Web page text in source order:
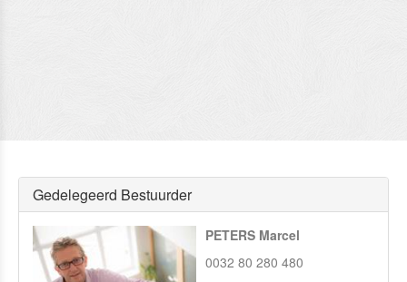
Gedelegeerd Bestuurder
PETERS Marcel
0032 80 280 480